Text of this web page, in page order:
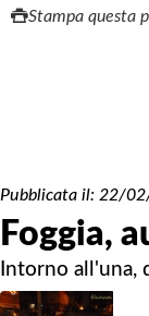
Stampa questa
Pubblicata il: 22/
Foggia,
Intorno all'una,